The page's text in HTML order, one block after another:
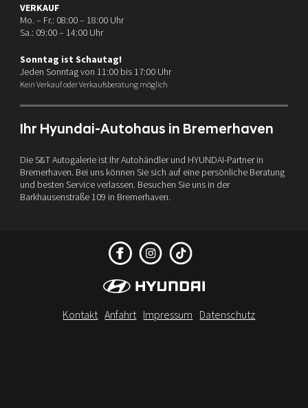
VERKAUF
Mo. – Fr.: 08:00 – 18:00 Uhr
Sa.: 09:00 – 14:00 Uhr
Sonntag ist Schautag!
Jeden Sonntag von 11:00 bis 17:00 Uhr
Kein Verkauf oder Verkaufsberatung möglich
Ihr Hyundai-Autohaus in Bremerhaven
Die S&T Autogalerie ist Ihr Autohändler und HYUNDAI-Partner in
Bremerhaven. Bei uns können Sie sich auf eine persönliche Beratung
und besten Service verlassen. Besuchen Sie uns in der
Barkhausenstraße 109 in Bremerhaven.
Kontakt Anfahrt Impressum Datenschutz